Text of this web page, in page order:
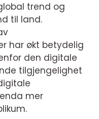
trend og
til land.
har økt betydelig
den digitale
tilgjengelighet
mer